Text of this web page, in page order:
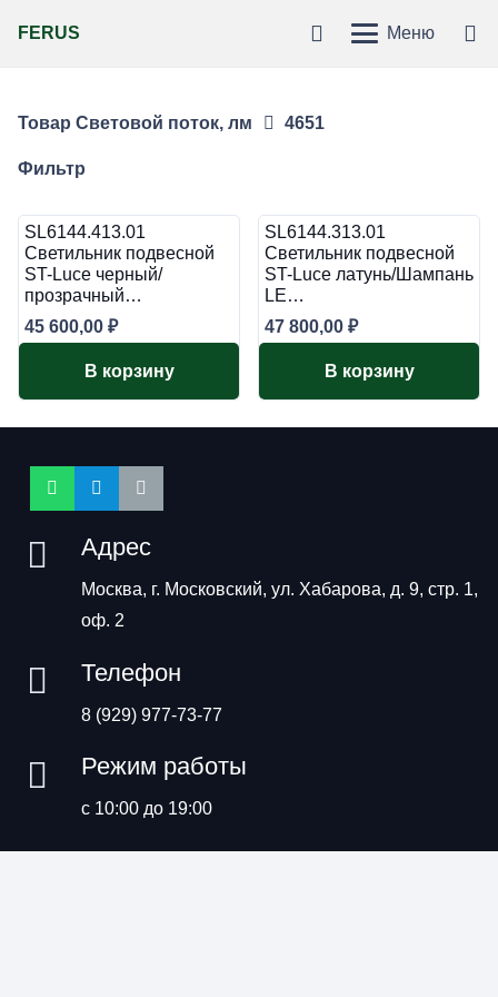
FERUS Меню
Товар Световой поток, лм 4651
Фильтр
SL6144.413.01
Светильник подвесной
ST-Luce черный/
прозрачный…
45 600,00 ₽
В корзину
SL6144.313.01
Светильник подвесной
ST-Luce латунь/Шампань
LE…
47 800,00 ₽
В корзину
Адрес
Москва, г. Московский, ул. Хабарова, д. 9, стр. 1,
оф. 2
Телефон
8 (929) 977-73-77
Режим работы
с 10:00 до 19:00